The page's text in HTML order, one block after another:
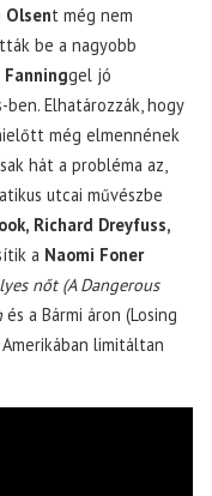
t még nem
be a nagyobb
Fanninggel jó
Elhatározzák, hogy
még elmennének
hát a probléma az,
utcai művészbe
Richard Dreyfuss,
a Naomi Foner
nőt (A Dangerous
és a Bármi áron (Losing
limitáltan